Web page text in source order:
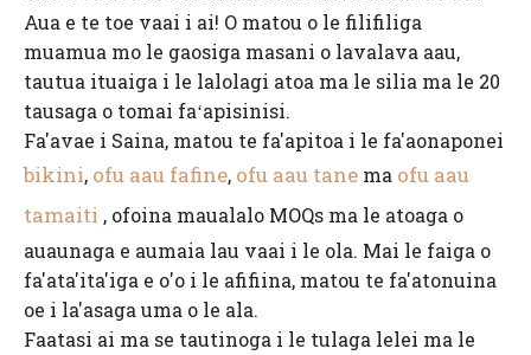
Aua e te toe vaai i ai! O matou o le filifiliga
muamua mo le gaosiga masani o lavalava aau,
tautua ituaiga i le lalolagi atoa ma le silia ma le 20
tausaga o tomai faʻapisinisi.
Fa'avae i Saina, matou te fa'apitoa i le fa'aonaponei
bikini, ofu aau fafine, ofu aau tane ma ofu aau
tamaiti , ofoina maualalo MOQs ma le atoaga o
auaunaga e aumaia lau vaai i le ola. Mai le faiga o
fa'ata'ita'iga e o'o i le afifiina, matou te fa'atonuina
oe i la'asaga uma o le ala.
Faatasi ai ma se tautinoga i le tulaga lelei ma le